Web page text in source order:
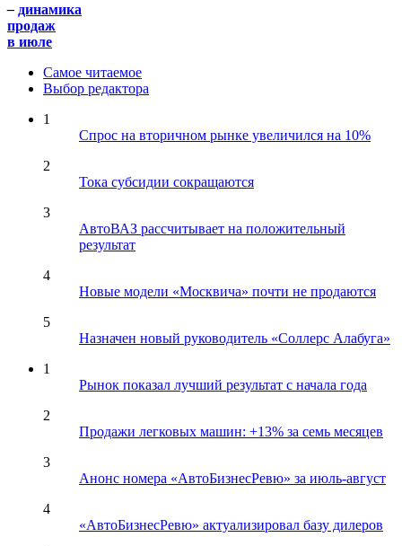
– динамика
продаж
в июле
Самое читаемое
Выбор редактора
1
Спрос на вторичном рынке увеличился на 10%
2
Тока субсидии сокращаются
3
АвтоВАЗ рассчитывает на положительный
результат
4
Новые модели «Москвича» почти не продаются
5
Назначен новый руководитель «Соллерс Алабуга»
1
Рынок показал лучший результат с начала года
2
Продажи легковых машин: +13% за семь месяцев
3
Анонс номера «АвтоБизнесРевю» за июль-август
4
«АвтоБизнесРевю» актуализировал базу дилеров